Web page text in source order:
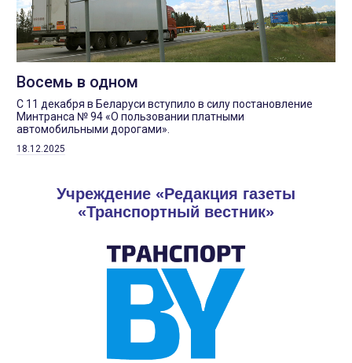
Восемь в одном
С 11 декабря в Беларуси вступило в силу постановление
Минтранса № 94 «О пользовании платными
автомобильными дорогами».
18.12.2025
Учреждение «Редакция газеты
«Транспортный вестник»